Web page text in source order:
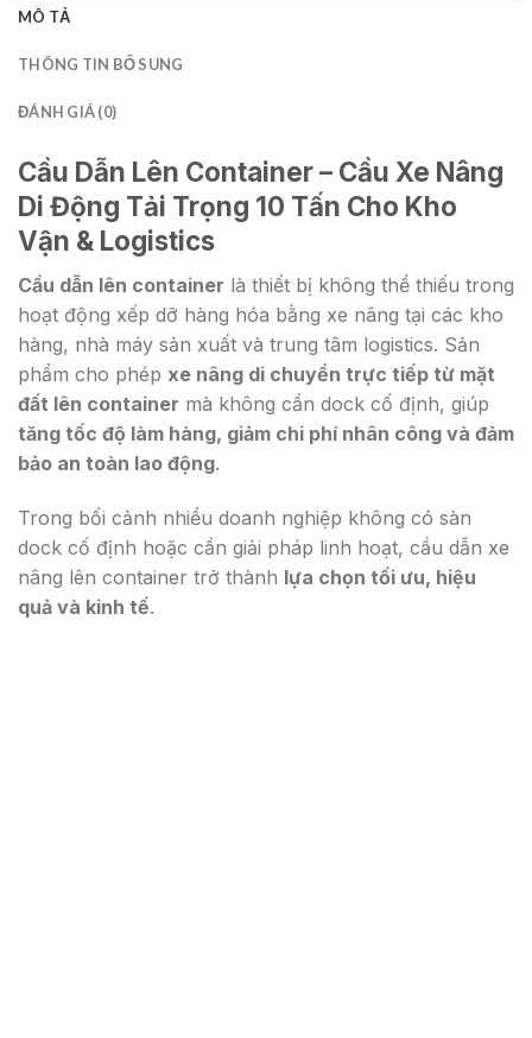
MÔ TẢ
THÔNG TIN BỔ SUNG
ĐÁNH GIÁ (0)
Cầu Dẫn Lên Container – Cầu Xe Nâng
Di Động Tải Trọng 10 Tấn Cho Kho
Vận & Logistics
Cầu dẫn lên container là thiết bị không thể thiếu trong
hoạt động xếp dỡ hàng hóa bằng xe nâng tại các kho
hàng, nhà máy sản xuất và trung tâm logistics. Sản
phẩm cho phép xe nâng di chuyển trực tiếp từ mặt
đất lên container mà không cần dock cố định, giúp
tăng tốc độ làm hàng, giảm chi phí nhân công và đảm
bảo an toàn lao động.
Trong bối cảnh nhiều doanh nghiệp không có sàn
dock cố định hoặc cần giải pháp linh hoạt, cầu dẫn xe
nâng lên container trở thành lựa chọn tối ưu, hiệu
quả và kinh tế.